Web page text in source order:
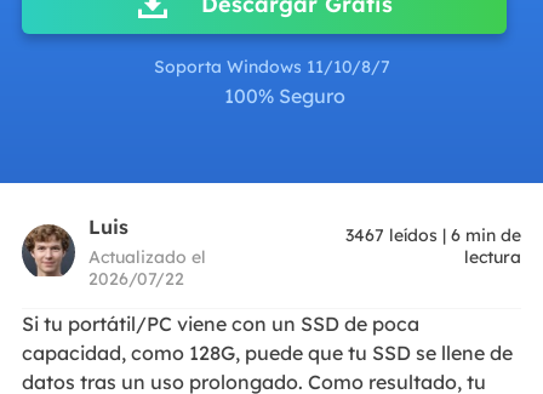
Soporta Windows 11/10/8/7
100% Seguro
Luis
Actualizado el
2026/07/22
3467 leídos |6 min de
lectura
Si tu portátil/PC viene con un SSD de poca
capacidad, como 128G, puede que tu SSD se llene de
datos tras un uso prolongado. Como resultado, tu